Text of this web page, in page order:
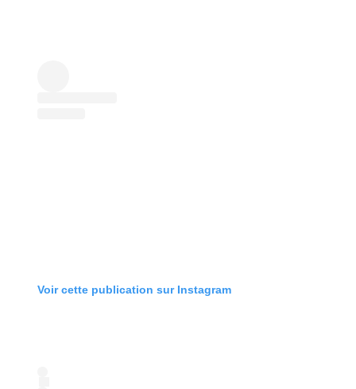
Voir cette publication sur Instagram